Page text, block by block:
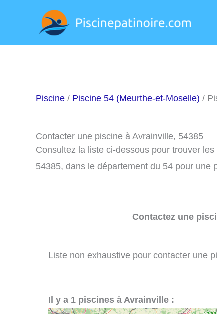
Piscine / Piscine 54 (Meurthe-et-Moselle) /
Contacter une piscine à Avrainville, 54385
Consultez la liste ci-dessous pour trouver
54385, dans le département du 54 pour une
Contactez une
Liste non exhaustive pour contacter une
Il y a 1 piscines à Avrainville :